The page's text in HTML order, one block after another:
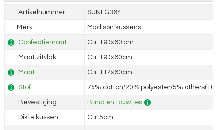
Artikelnummer SUNLG364
Merk Madison kussens
Confectiemaat Ca. 190x60 cm
Maat zitvlak Ca. 190x60cm
Maat Ca. 112x60cm
Stof 75% cotton/20% polyester/5%
Bevestiging Band en touwtjes
Dikte kussen Ca. 5cm